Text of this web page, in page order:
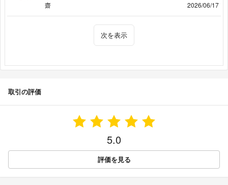
齋
2026/06/17
次を表示
取引の評価
5.0
評価を見る